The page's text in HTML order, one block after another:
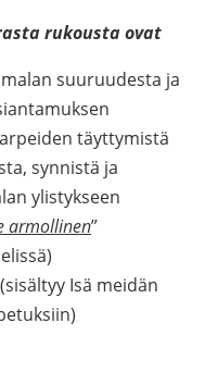
rukousta ovat
suuruudesta ja
täyttymistä
synnistä ja
ylistykseen
armollinen”
Isä meidän